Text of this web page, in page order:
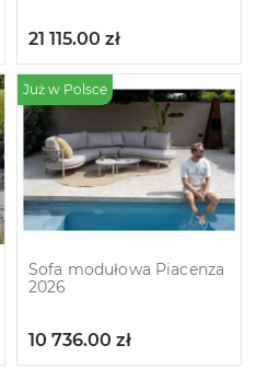
21 115.00 zł
Już w Polsce
Sofa modułowa Piacenza
2026
10 736.00 zł